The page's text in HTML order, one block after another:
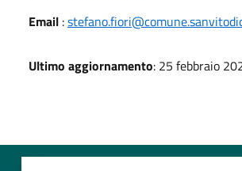
Email :
Ultimo aggiornamento: 25 febbraio